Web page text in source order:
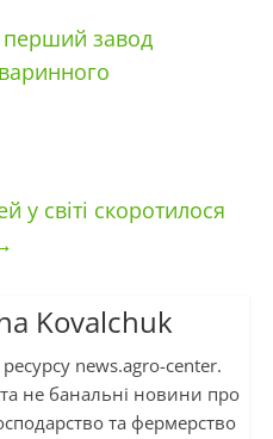
перший завод
у світі скоротилося
Kovalchuk
news.agro-center.
не банальні новини про
та фермерство